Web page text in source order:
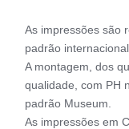
As impressões são
padrão
A montagem, dos
qualidade, com PH
padrão Museum.
As impressões em